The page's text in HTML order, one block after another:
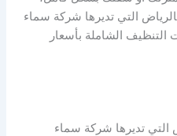
التي تديرها شركة سماء
الشاملة بأسعار
التي تديرها شركة سماء